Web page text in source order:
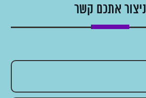
ניצור אתכם קשר